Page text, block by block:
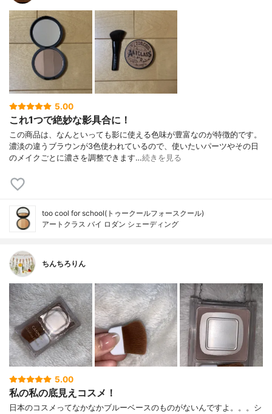
5.00
これ1つで絶妙な影具合に！
この商品は、なんといっても影に使える色味が豊富なのが特徴的です。
濃淡の違うブラウンが3色使われているので、使いたいパーツやその日
のメイクごとに濃さを調整できます…続きを見る
too cool for school(トゥークールフォースクール)
アートクラス バイ ロダン シェーディング
ちんちろりん
5.00
私の私の底見えコスメ！
日本のコスメってなかなかブルーベースのものがないんですよ。。。シ